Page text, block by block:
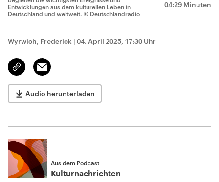
04:29 Minuten
Entwicklungen aus dem kulturellen Leben in
Deutschland und weltweit. © Deutschlandradio
Wyrwich, Frederick | 04. April 2025, 17:30 Uhr
Link
kopieren/teilen
Email
Audio herunterladen
Aus dem Podcast
Kulturnachrichten